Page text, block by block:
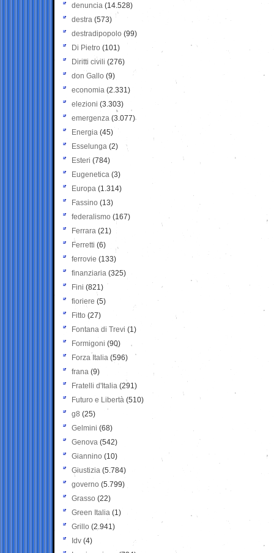
denuncia (14.528)
destra (573)
destradipopolo (99)
Di Pietro (101)
Diritti civili (276)
don Gallo (9)
economia (2.331)
elezioni (3.303)
emergenza (3.077)
Energia (45)
Esselunga (2)
Esteri (784)
Eugenetica (3)
Europa (1.314)
Fassino (13)
federalismo (167)
Ferrara (21)
Ferretti (6)
ferrovie (133)
finanziaria (325)
Fini (821)
fioriere (5)
Fitto (27)
Fontana di Trevi (1)
Formigoni (90)
Forza Italia (596)
frana (9)
Fratelli d'Italia (291)
Futuro e Libertà (510)
g8 (25)
Gelmini (68)
Genova (542)
Giannino (10)
Giustizia (5.784)
governo (5.799)
Grasso (22)
Green Italia (1)
Grillo (2.941)
Idv (4)